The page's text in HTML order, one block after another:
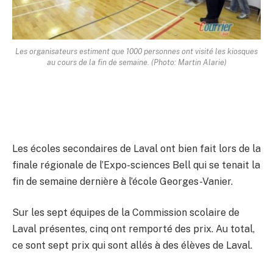
Les organisateurs estiment que 1000 personnes ont visité les kiosques
au cours de la fin de semaine. (Photo: Martin Alarie)
Les écoles secondaires de Laval ont bien fait lors de la
finale régionale de l’Expo-sciences Bell qui se tenait la
fin de semaine dernière à l’école Georges-Vanier.
Sur les sept équipes de la Commission scolaire de
Laval présentes, cinq ont remporté des prix. Au total,
ce sont sept prix qui sont allés à des élèves de Laval.